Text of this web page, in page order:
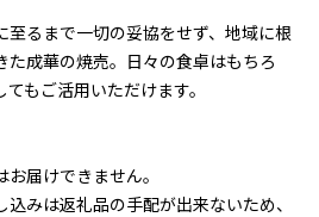
至るまで一切の妥協をせず、地域に根
た成華の焼売。日々の食卓はもちろ
もご活用いただけます。
お届けできません。
込みは返礼品の手配が出来ないため、